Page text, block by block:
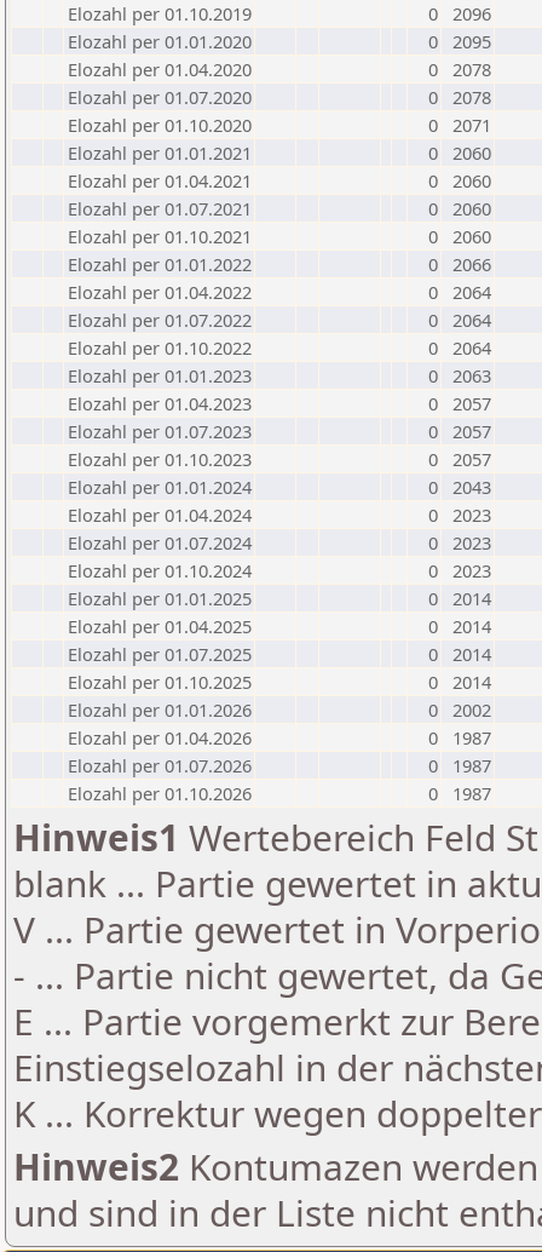
Elozahl per 01.10.2019
0 2096
Elozahl per 01.01.2020
0 2095
Elozahl per 01.04.2020
0 2078
Elozahl per 01.07.2020
0 2078
Elozahl per 01.10.2020
0 2071
Elozahl per 01.01.2021
0 2060
Elozahl per 01.04.2021
0 2060
Elozahl per 01.07.2021
0 2060
Elozahl per 01.10.2021
0 2060
Elozahl per 01.01.2022
0 2066
Elozahl per 01.04.2022
0 2064
Elozahl per 01.07.2022
0 2064
Elozahl per 01.10.2022
0 2064
Elozahl per 01.01.2023
0 2063
Elozahl per 01.04.2023
0 2057
Elozahl per 01.07.2023
0 2057
Elozahl per 01.10.2023
0 2057
Elozahl per 01.01.2024
0 2043
Elozahl per 01.04.2024
0 2023
Elozahl per 01.07.2024
0 2023
Elozahl per 01.10.2024
0 2023
Elozahl per 01.01.2025
0 2014
Elozahl per 01.04.2025
0 2014
Elozahl per 01.07.2025
0 2014
Elozahl per 01.10.2025
0 2014
Elozahl per 01.01.2026
0 2002
Elozahl per 01.04.2026
0
1987
Elozahl per 01.07.2026
0
1987
Elozahl per 01.10.2026
0 1987
Hinweis1 Wertebereich Feld
blank ... Partie gewertet in
V ... Partie gewertet in
- ... Partie nicht gewertet, da
E ... Partie vorgemerkt zur
Einstiegselozahl in der
K ... Korrektur wegen
Hinweis2 Kontumazen
und sind in der Liste nicht